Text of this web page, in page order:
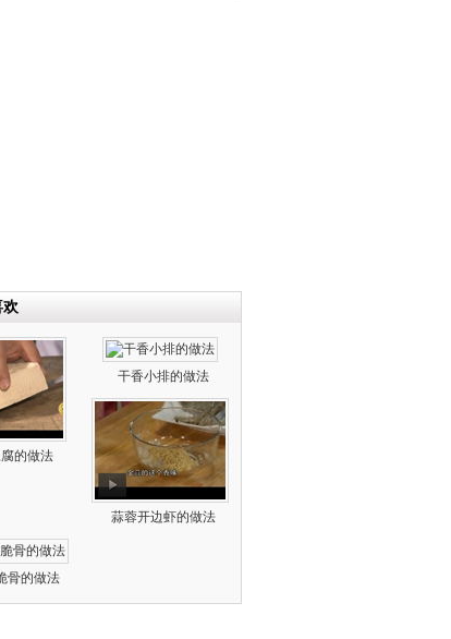
欢
的做法
干香小排的做法
蒜蓉开边虾的做法
骨的做法